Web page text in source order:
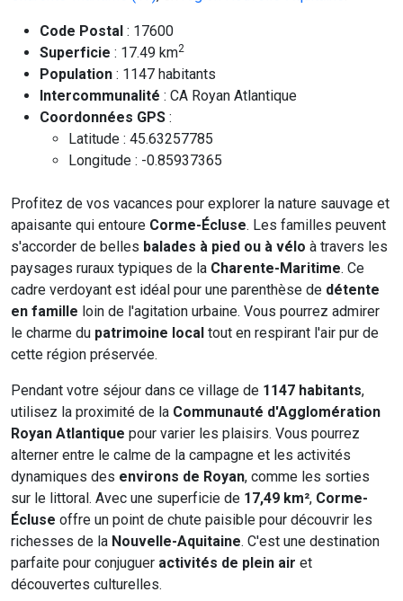
Code Postal : 17600
Superficie : 17.49 km2
Population : 1147 habitants
Intercommunalité : CA Royan Atlantique
Coordonnées GPS :
Latitude : 45.63257785
Longitude : -0.85937365
Profitez de vos vacances pour explorer la nature sauvage et
apaisante qui entoure Corme-Écluse. Les familles peuvent
s'accorder de belles balades à pied ou à vélo à travers les
paysages ruraux typiques de la Charente-Maritime. Ce
cadre verdoyant est idéal pour une parenthèse de détente
en famille loin de l'agitation urbaine. Vous pourrez admirer
le charme du patrimoine local tout en respirant l'air pur de
cette région préservée.
Pendant votre séjour dans ce village de 1147 habitants,
utilisez la proximité de la Communauté d'Agglomération
Royan Atlantique pour varier les plaisirs. Vous pourrez
alterner entre le calme de la campagne et les activités
dynamiques des environs de Royan, comme les sorties
sur le littoral. Avec une superficie de 17,49 km², Corme-
Écluse offre un point de chute paisible pour découvrir les
richesses de la Nouvelle-Aquitaine. C'est une destination
parfaite pour conjuguer activités de plein air et
découvertes culturelles.